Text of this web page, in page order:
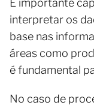
interpretar os
base nas
áreas como
é fundamental
No caso de